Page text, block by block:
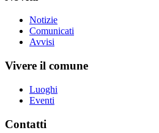
Notizie
Comunicati
Avvisi
Vivere il comune
Luoghi
Eventi
Contatti